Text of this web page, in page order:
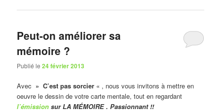
Peut-on améliorer sa
mémoire ?
Publié le24 février 2013
Avec » C’est pas sorcier « , nous vous invitons à mettre en
oeuvre le dessin de votre carte mentale, tout en regardant
l’émission sur LA MÉMOIRE . Passionnant !!